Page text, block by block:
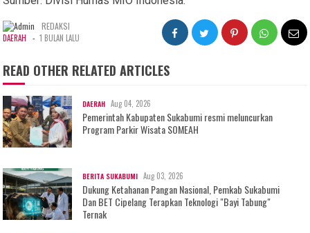
REDAKSI
DAERAH - 1 BULAN LALU
READ OTHER RELATED ARTICLES
DAERAH Aug 04, 2026
Pemerintah Kabupaten Sukabumi resmi meluncurkan
Program Parkir Wisata SOMEAH
BERITA SUKABUMI Aug 03, 2026
Dukung Ketahanan Pangan Nasional, Pemkab Sukabumi
Dan BET Cipelang Terapkan Teknologi "Bayi Tabung"
Ternak